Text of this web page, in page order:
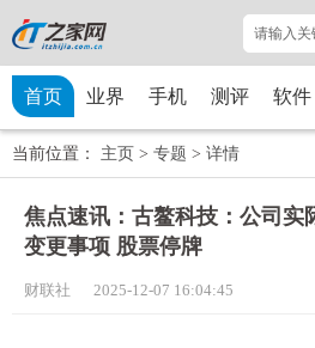
首页 业界 手机 测评 软件
当前位置： 主页 > 专题 > 详情
焦点速讯：古鳌科技：公司实
变更事项 股票停牌
财联社 2025-12-07 16:04:45